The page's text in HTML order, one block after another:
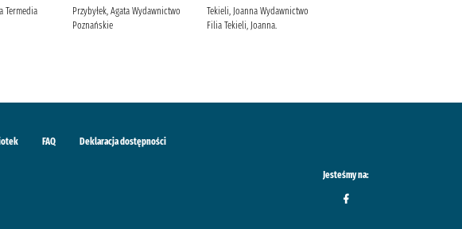
Termedia
Przybyłek, Agata Wydawnictwo
Poznańskie
Tekieli, Joanna Wydawnictwo
Filia Tekieli, Joanna.
FAQ Deklaracja dostępności
Jesteśmy na: